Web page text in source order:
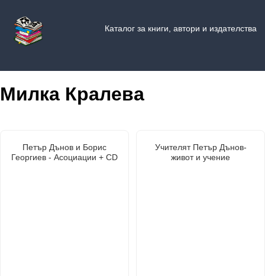
Каталог за книги, автори и издателства
Милка Кралева
Петър Дънов и Борис
Георгиев - Асоциации + CD
Учителят Петър Дънов-
живот и учение